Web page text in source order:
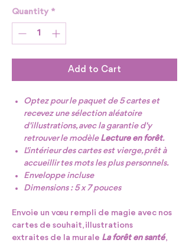
Quantity *
Add to Cart
Optez pour le paquet de 5 cartes et
recevez une sélection aléatoire
d'illustrations, avec la garantie d'y
retrouver le modèle Lecture en forêt.
L'intérieur des cartes est vierge, prêt à
accueillir tes mots les plus personnels.
Enveloppe incluse
Dimensions : 5 x 7 pouces
Envoie un vœu rempli de magie avec nos
cartes de souhait, illustrations
extraites de la murale La forêt en santé,